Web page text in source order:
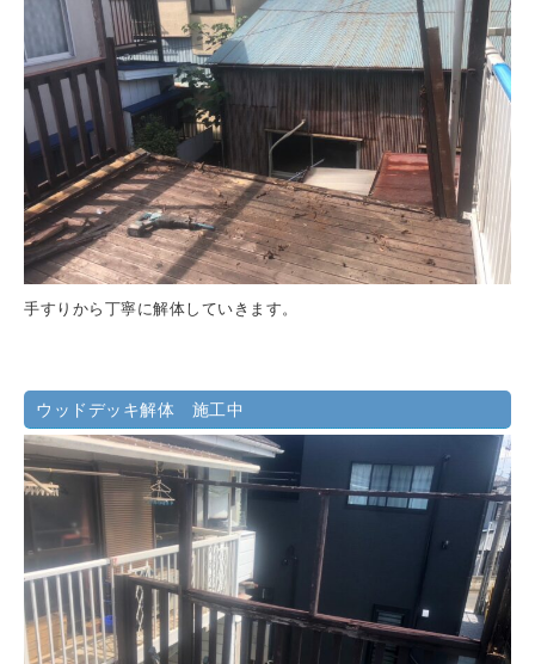
手すりから丁寧に解体していきます。
ウッドデッキ解体 施工中